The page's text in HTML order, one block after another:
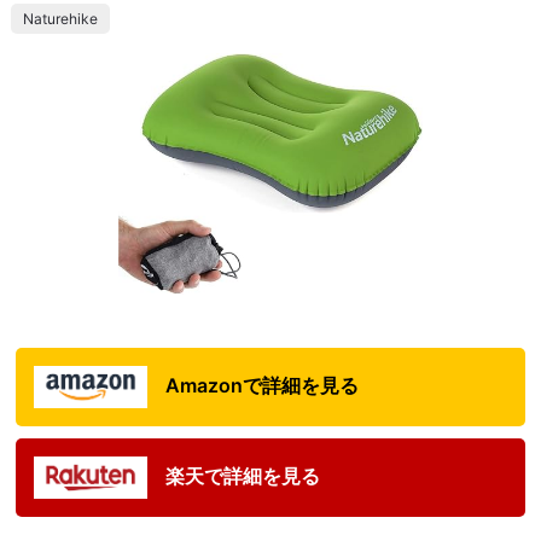
Naturehike
Amazonで詳細を見る
楽天で詳細を見る